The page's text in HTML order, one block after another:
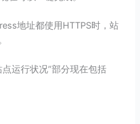
地址都使用HTTPS时，站
运行状况”部分现在包括